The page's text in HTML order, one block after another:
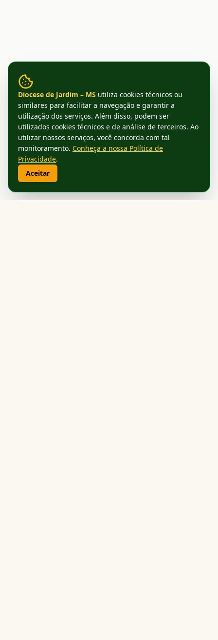
Diocese de Jardim – MS utiliza cookies técnicos ou
similares para facilitar a navegação e garantir a
utilização dos serviços. Além disso, podem ser
utilizados cookies técnicos e de análise de terceiros. Ao
utilizar nossos serviços, você concorda com tal
monitoramento. Conheça a nossa Política de
Privacidade.
Aceitar